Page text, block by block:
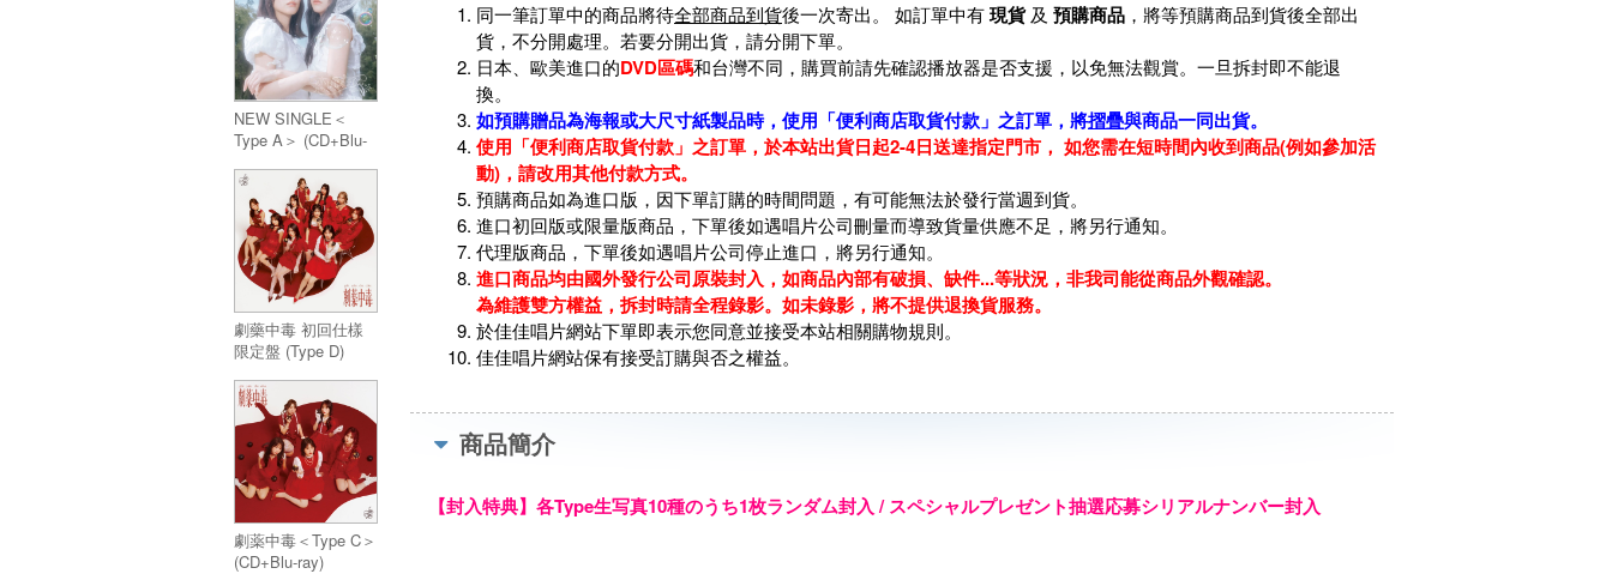
NEW SINGLE＜
Type A＞ (CD+Blu-
劇藥中毒 初回仕樣
限定盤 (Type D)
劇薬中毒＜Type C＞
(CD+Blu-ray)
同一筆訂單中的商品將待全部商品到貨後一次寄出。 如訂單中有現貨及 預購商品 ，將等預購商品到貨後全部出
貨，不分開處理。若要分開出貨，請分開下單。
日本、歐美進口的DVD區碼和台灣不同，購買前請先確認播放器是否支援，以免無法觀賞。一旦拆封即不能退
換。
如預購贈品為海報或大尺寸紙製品時，使用「便利商店取貨付款」之訂單，將摺疊與商品一同出貨。
使用「便利商店取貨付款」之訂單，於本站出貨日起2-4日送達指定門市， 如您需在短時間內收到商品(例如參加活
動)，請改用其他付款方式。
預購商品如為進口版，因下單訂購的時間問題，有可能無法於發行當週到貨。
進口初回版或限量版商品，下單後如遇唱片公司刪量而導致貨量供應不足，將另行通知。
代理版商品，下單後如遇唱片公司停止進口，將另行通知。
進口商品均由國外發行公司原裝封入，如商品內部有破損、缺件...等狀況，非我司能從商品外觀確認。
為維護雙方權益，拆封時請全程錄影。如未錄影，將不提供退換貨服務。
於佳佳唱片網站下單即表示您同意並接受本站相關購物規則。
佳佳唱片網站保有接受訂購與否之權益。
商品簡介
【封入特典】各Type生写真10種のうち1枚ランダム封入 / スペシャルプレゼント抽選応募シリアルナンバー封入